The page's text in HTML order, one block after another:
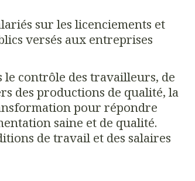
sur les licenciements et
versés aux entreprises
le contrôle des travailleurs, de
des productions de qualité, la
pour répondre
saine et de qualité.
de travail et des salaires